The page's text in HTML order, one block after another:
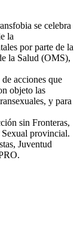
se celebra
la
por parte de la
la Salud (OMS),
acciones que
objeto las
y para
sin Fronteras,
provincial.
Juventud